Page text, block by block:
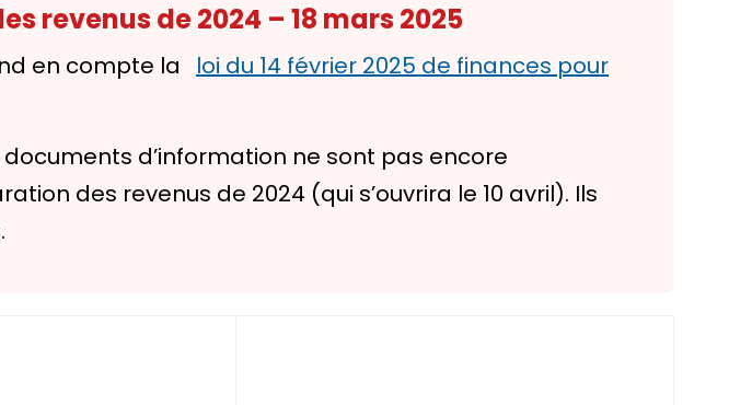
revenus de 2024 – 18 mars 2025
en compte la
loi du 14 février 2025 de finances pour
d’information ne sont pas encore
des revenus de 2024 (qui s’ouvrira le 10 avril). Ils